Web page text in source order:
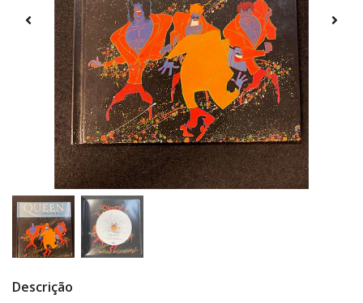
Descrição